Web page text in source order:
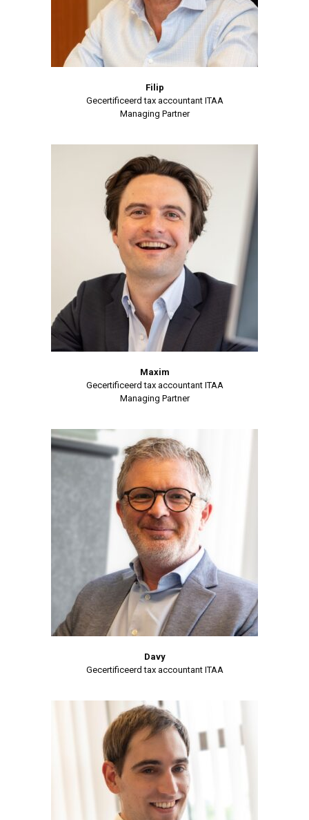
Filip
Gecertificeerd tax accountant ITAA
Managing Partner
Maxim
Gecertificeerd tax accountant ITAA
Managing Partner
Davy
Gecertificeerd tax accountant ITAA